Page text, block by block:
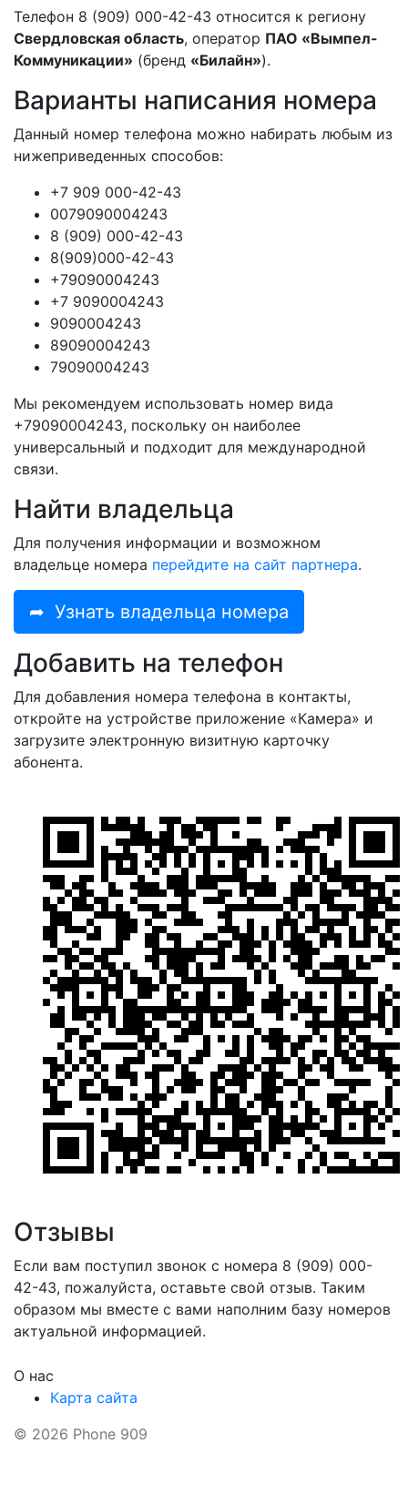
Телефон 8 (909) 000-42-43 относится к региону
Свердловская область, оператор ПАО «Вымпел-
Коммуникации» (бренд «Билайн»).
Варианты написания номера
Данный номер телефона можно набирать любым из
нижеприведенных способов:
+7 909 000-42-43
0079090004243
8 (909) 000-42-43
8(909)000-42-43
+79090004243
+7 9090004243
9090004243
89090004243
79090004243
Мы рекомендуем использовать номер вида
+79090004243, поскольку он наиболее
универсальный и подходит для международной
связи.
Найти владельца
Для получения информации и возможном
владельце номера перейдите на сайт партнера.
➦ Узнать владельца номера
Добавить на телефон
Для добавления номера телефона в контакты,
откройте на устройстве приложение «Камера» и
загрузите электронную визитную карточку
абонента.
Отзывы
Если вам поступил звонок с номера 8 (909) 000-
42-43, пожалуйста, оставьте свой отзыв. Таким
образом мы вместе с вами наполним базу номеров
актуальной информацией.
О нас
Карта сайта
© 2026 Phone 909